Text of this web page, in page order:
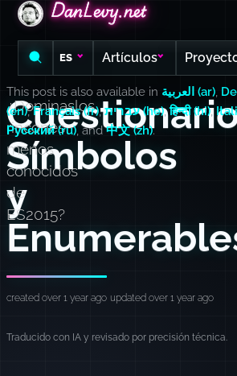
DanLevy.net
DanLevy.net
DanLevy.net
ES Artículos
Símbolos
y
¿Dominaslos
rincones
menos
conocidos
de
ES2015?
This post is also available in العربية (ar),
(en),Français (fr), עברית (he),हिन्दी (hi),
Русский (ru), and中文 (zh).
created over 1 year ago updated over 1 year ago
Traducido con IA y revisado por precisión técnica.